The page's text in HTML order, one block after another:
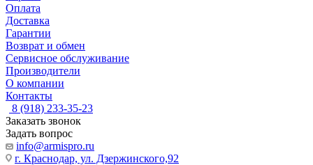
Оплата
Доставка
Гарантии
Возврат и обмен
Сервисное обслуживание
Производители
О компании
Контакты
8 (918) 233-35-23
Заказать звонок
Задать вопрос
info@armispro.ru
г. Краснодар, ул. Дзержинского,92